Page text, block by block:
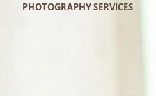
PHOTOGRAPHY SERVICES